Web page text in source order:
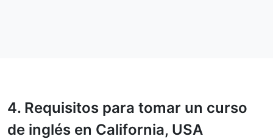
4. Requisitos para tomar un curso
de inglés en California, USA